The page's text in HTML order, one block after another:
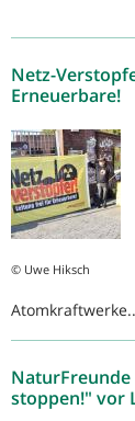
Netz-
Erneuerbare!
© Uwe Hiksch
NaturFreunde
stoppen!" vor